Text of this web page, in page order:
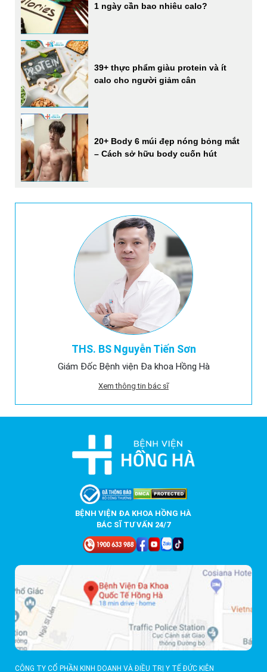
THS. BS Nguyễn Tiến Sơn
Giám Đốc Bệnh viện Đa khoa Hồng Hà
Xem thông tin bác sĩ
1 ngày cần bao nhiêu calo?
39+ thực phẩm giàu protein và ít
calo cho người giảm cân
20+ Body 6 múi đẹp nóng bỏng mắt
– Cách sở hữu body cuốn hút
BỆNH VIỆN ĐA KHOA HỒNG HÀ
BÁC SĨ TƯ VẤN 24/7
CÔNG TY CỔ PHẦN KINH DOANH VÀ ĐIỀU TRỊ Y TẾ ĐỨC KIÊN